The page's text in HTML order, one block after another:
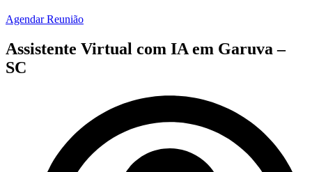
Agendar Reunião
Assistente Virtual com IA em Garuva –
SC